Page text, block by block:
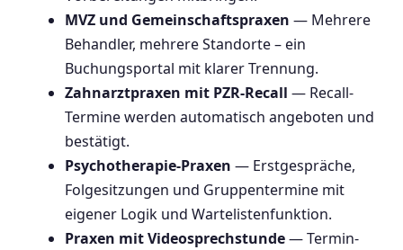
MVZ und Gemeinschaftspraxen — Mehrere
Behandler, mehrere Standorte – ein
Buchungsportal mit klarer Trennung.
Zahnarztpraxen mit PZR-Recall — Recall-
Termine werden automatisch angeboten und
bestätigt.
Psychotherapie-Praxen — Erstgespräche,
Folgesitzungen und Gruppentermine mit
eigener Logik und Wartelistenfunktion.
Praxen mit Videosprechstunde— Termin-